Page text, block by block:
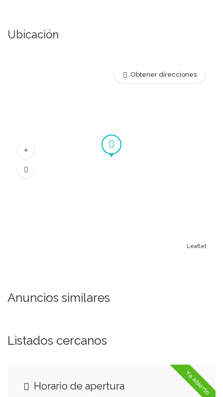
Ubicación
Leaflet
Obtener direcciones
Anuncios similares
Listados cercanos
Ya abierto
Horario de apertura